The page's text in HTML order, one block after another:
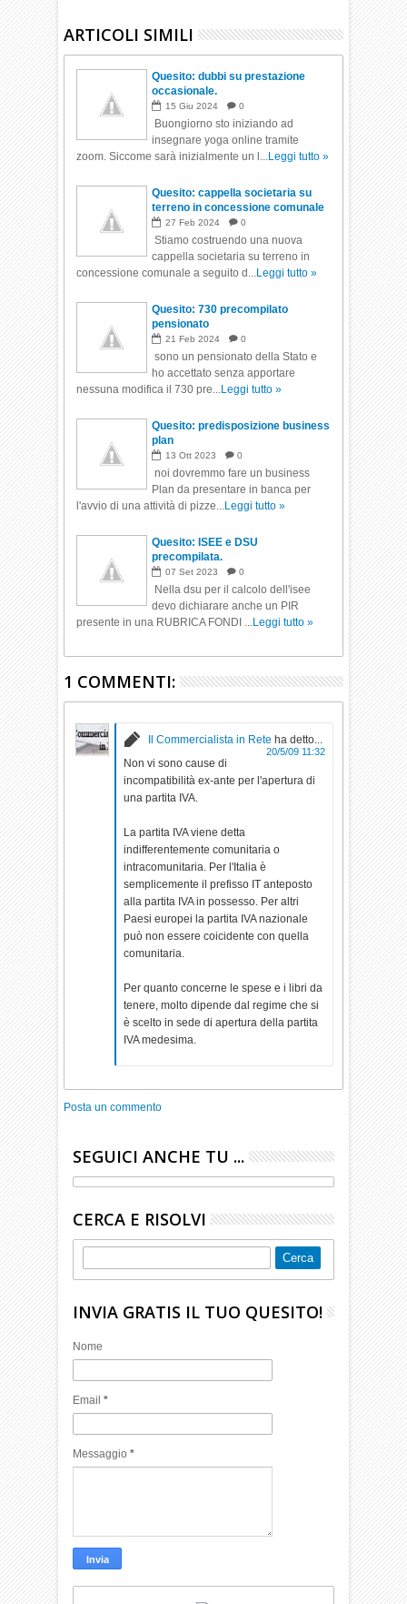
ARTICOLI SIMILI
Quesito: dubbi su prestazione
occasionale.
15 Giu 2024 0
Buongiorno sto iniziando ad
insegnare yoga online tramite
zoom. Siccome sarà inizialmente un l...Leggi tutto »
Quesito: cappella societaria su
terreno in concessione comunale
27 Feb 2024 0
Stiamo costruendo una nuova
cappella societaria su terreno in
concessione comunale a seguito d...Leggi tutto »
Quesito: 730 precompilato
pensionato
21 Feb 2024 0
sono un pensionato della Stato e
ho accettato senza apportare
nessuna modifica il 730 pre...Leggi tutto »
Quesito: predisposizione business
plan
13 Ott 2023 0
noi dovremmo fare un business
Plan da presentare in banca per
l'avvio di una attività di pizze...Leggi tutto »
Quesito: ISEE e DSU
precompilata.
07 Set 2023 0
Nella dsu per il calcolo dell'isee
devo dichiarare anche un PIR
presente in una RUBRICA FONDI ...Leggi tutto »
1 COMMENTI:
Il Commercialista in Rete ha detto...
20/5/09 11:32
Non vi sono cause di
incompatibilità ex-ante per l'apertura di
una partita IVA.
La partita IVA viene detta
indifferentemente comunitaria o
intracomunitaria. Per l'Italia è
semplicemente il prefisso IT anteposto
alla partita IVA in possesso. Per altri
Paesi europei la partita IVA nazionale
può non essere coicidente con quella
comunitaria.
Per quanto concerne le spese e i libri da
tenere, molto dipende dal regime che si
è scelto in sede di apertura della partita
IVA medesima.
Posta un commento
SEGUICI ANCHE TU ...
CERCA E RISOLVI
INVIA GRATIS IL TUO QUESITO!
Nome
Email*
Messaggio*